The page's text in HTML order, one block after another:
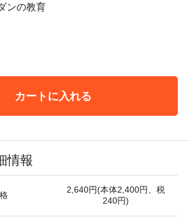
ンの教育
カートに入れる
情報
2,640円(本体2,400円、税
240円)